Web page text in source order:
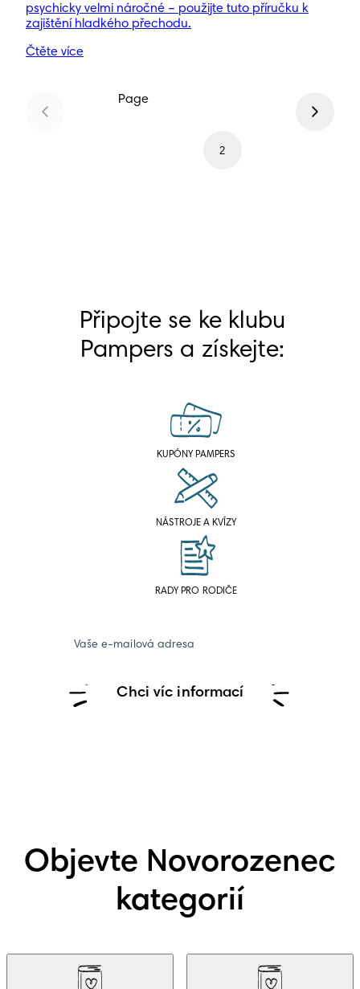
psychicky velmi náročné – použijte tuto příručku k
zajištění hladkého přechodu.
Čtěte více
Page
2
Připojte se ke klubu
Pampers a získejte:
KUPÓNY PAMPERS
NÁSTROJE A KVÍZY
RADY PRO RODIČE
Vaše e-mailová adresa
Chci víc informací
Objevte Novorozenec
kategorií